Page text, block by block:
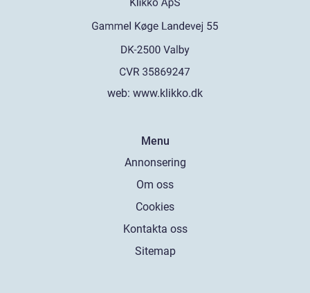
web: www.klikko.dk
Menu
Annonsering
Om oss
Cookies
Kontakta oss
Sitemap